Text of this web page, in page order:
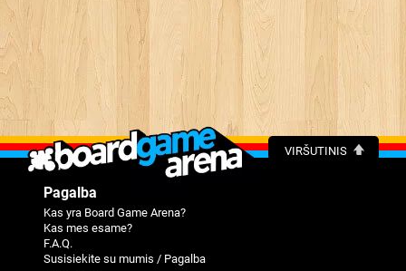
VIRŠUTINIS
Pagalba
Kas yra Board Game Arena?
Kas mes esame?
F.A.Q.
Susisiekite su mumis / Pagalba